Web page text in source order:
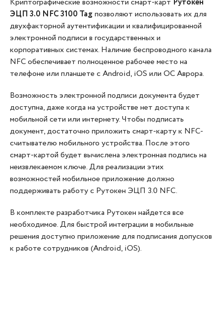
ЭЦП 3.0 NFC 3100 Tag позволяют использовать их для
двухфакторной аутентификации и квалифицированной
электронной подписи в государственных и
корпоративных системах. Наличие беспроводного канала
NFC обеспечивает полноценное рабочее место на
телефоне или планшете c Android, iOS или ОС Аврора.
Возможность электронной подписи документа будет
доступна, даже когда на устройстве нет доступа к
мобильной сети или интернету. Чтобы подписать
документ, достаточно приложить смарт-карту к NFC-
считывателю мобильного устройства. После этого
cмарт-картой будет вычислена электронная подпись на
неизвлекаемом ключе. Для реализации этих
возможностей мобильное приложение должно
поддерживать работу с Рутокен ЭЦП 3.0 NFC.
В комплекте разработчика Рутокен найдется все
необходимое. Для быстрой интеграции в мобильные
решения доступно приложение для подписания допусков
к работе сотрудников (Android, iOS).